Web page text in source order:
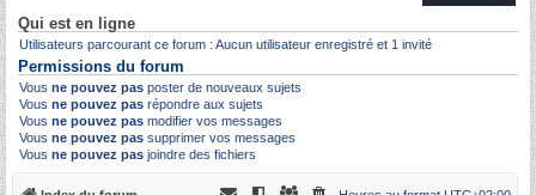
Qui est en ligne
Utilisateurs parcourant ce forum : Aucun utilisateur enregistré et 1 invité
Permissions du forum
Vous ne pouvez pas poster de nouveaux sujets
Vous ne pouvez pas répondre aux sujets
Vous ne pouvez pas modifier vos messages
Vous ne pouvez pas supprimer vos messages
Vous ne pouvez pas joindre des fichiers